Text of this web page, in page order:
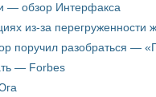
— обзор Интерфакса
из-за перегруженности
поручил разобраться —
— Forbes